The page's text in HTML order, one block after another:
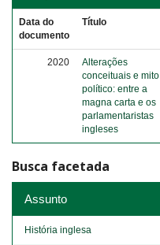
Data do
documento
Título
2020
Alterações
conceituais e mito
político: entre a
magna carta e os
parlamentaristas
ingleses
Busca facetada
Assunto
História inglesa